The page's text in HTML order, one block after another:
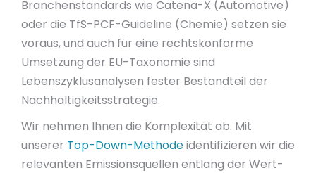
Branchenstandards wie Catena-X (Automotive)
oder die TfS-PCF-Guideline (Chemie) setzen sie
voraus, und auch für eine rechtskonforme
Umsetzung der EU-Taxonomie sind
Lebenszyklusanalysen fester Bestandteil der
Nachhaltigkeitsstrategie.
Wir nehmen Ihnen die Komplexität ab. Mit
unserer Top-Down-Methodeidentifizieren wir die
relevanten Emissionsquellen entlang der Wert­